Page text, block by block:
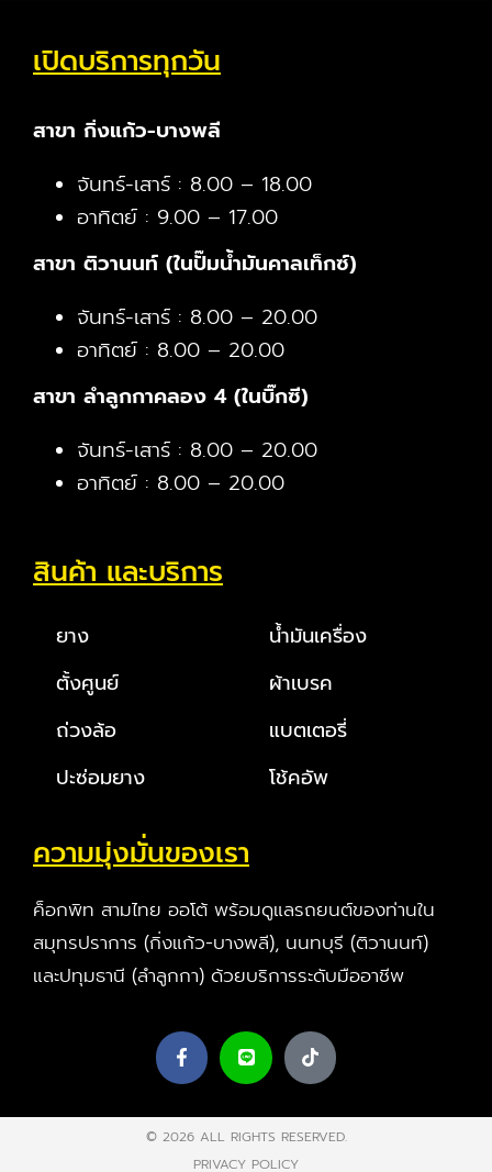
เปิดบริการทุกวัน
สาขา กิ่งแก้ว-บางพลี
จันทร์-เสาร์ : 8.00 – 18.00
อาทิตย์ : 9.00 – 17.00
สาขา ติวานนท์ (ในปั๊มน้ำมันคาลเท็กซ์)
จันทร์-เสาร์ : 8.00 – 20.00
อาทิตย์ : 8.00 – 20.00
สาขา ลำลูกกาคลอง 4 (ในบิ๊กซี)
จันทร์-เสาร์ : 8.00 – 20.00
อาทิตย์ : 8.00 – 20.00
สินค้า และบริการ
ยาง
ตั้งศูนย์
ถ่วงล้อ
ปะซ่อมยาง
น้ำมันเครื่อง
ผ้าเบรค
แบตเตอรี่
โช้คอัพ
ความมุ่งมั่นของเรา
ค็อกพิท สามไทย ออโต้ พร้อมดูแลรถยนต์ของท่านใน
สมุทรปราการ (กิ่งแก้ว-บางพลี), นนทบุรี (ติวานนท์)
และปทุมธานี (ลำลูกกา) ด้วยบริการระดับมืออาชีพ
© 2026 ALL RIGHTS RESERVED​.
PRIVACY POLICY